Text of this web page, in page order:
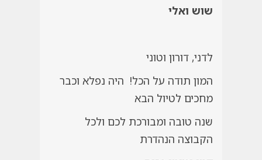
שוש ואלי
לדני, דורון וטוני
המון תודה על הכל! היה נפלא וכבר
מחכים לטיול הבא
שנה טובה ומבורכת לכם ולכל
הקבוצה הנהדרת